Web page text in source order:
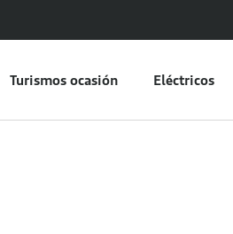
Turismos ocasión Eléctricos